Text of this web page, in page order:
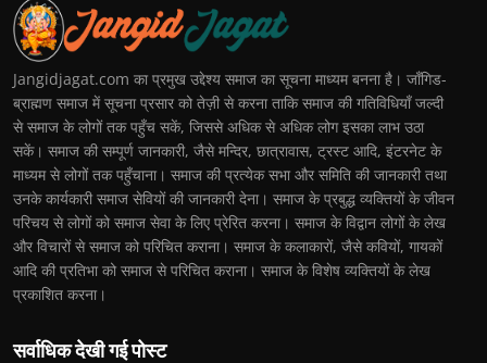
Jangidjagat.com का प्रमुख उद्देश्य समाज का सूचना माध्यम बनना है। जाँगिड-
ब्राह्मण समाज में सूचना प्रसार को तेज़ी से करना ताकि समाज की गतिविधियाँ जल्दी
से समाज के लोगों तक पहुँच सकें, जिससे अधिक से अधिक लोग इसका लाभ उठा
सकें। समाज की सम्पूर्ण जानकारी, जैसे मन्दिर, छात्रावास, ट्रस्ट आदि, इंटरनेट के
माध्यम से लोगों तक पहुँचाना। समाज की प्रत्येक सभा और समिति की जानकारी तथा
उनके कार्यकारी समाज सेवियों की जानकारी देना। समाज के प्रबुद्ध व्यक्तियों के जीवन
परिचय से लोगों को समाज सेवा के लिए प्रेरित करना। समाज के विद्वान लोगों के लेख
और विचारों से समाज को परिचित कराना। समाज के कलाकारों, जैसे कवियों, गायकों
आदि की प्रतिभा को समाज से परिचित कराना। समाज के विशेष व्यक्तियों के लेख
प्रकाशित करना।
सर्वाधिक देखी गई पोस्ट